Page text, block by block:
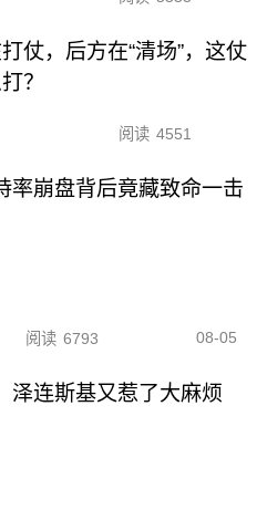
仗，后方在“清场”，这仗
？
阅读 4551
率崩盘背后竟藏致命一击
阅读 6793 08-05
泽连斯基又惹了大麻烦